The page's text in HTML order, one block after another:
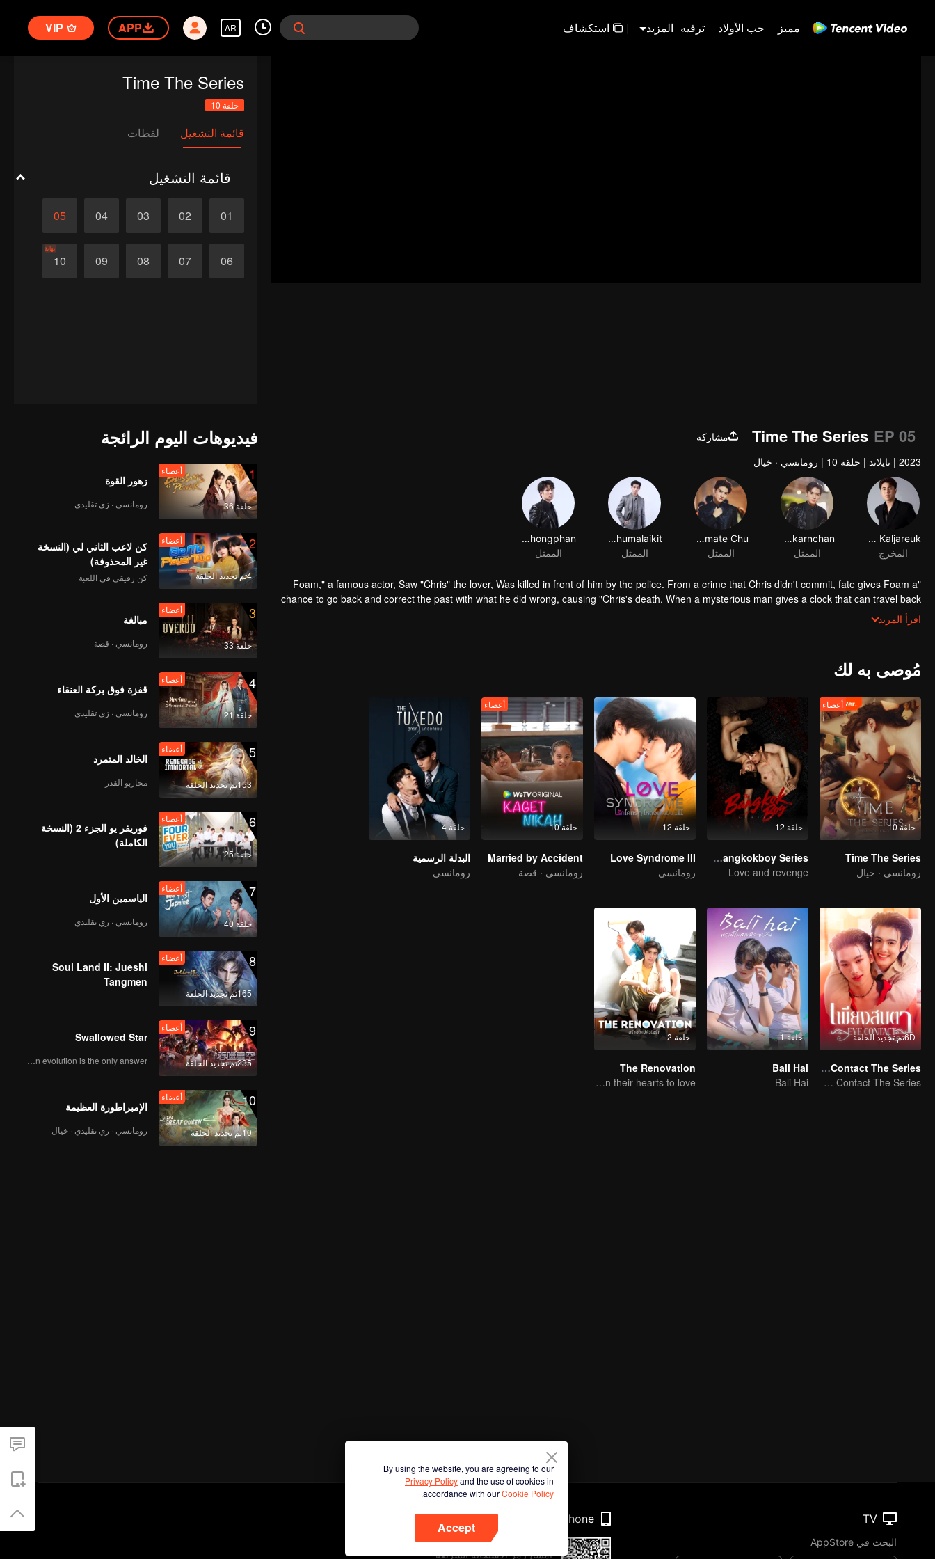
مميز حب الأولاد ترفيه المزيد | استكشاف AR
APP
VIP
Time The Series
حلقة 10
قائمة التشغيل لقطات
قائمة التشغيل
01
02
03
04
05
06
07
08
09
10
نهاية
Time The Series EP 05
مشاركة
2023
| تايلاند | حلقة 10 | رومانسي · خيال
Kahabodee Kaljareuk
المخرج
Kunatip Trakarnchan
الممثل
Jiramate Chu
الممثل
Tutton Cherdchumalaikit
الممثل
Karan Thongphan
الممثل
"Foam," a famous actor, Saw "Chris" the lover, Was killed in front of him by the police. From a crime that Chris didn't commit, fate gives Foam a
chance to go back and correct the past with what he did wrong, causing "Chris's death. When a mysterious man gives a clock that can travel back
in time to "Foam," will Foam be able to fix the past and save a lover's life? Only time will prove it!
اقرأ المزيد
مُوصى به لك
حلقة 10
أعضاء
Time The Series
رومانسي · خيال
حلقة 12
The Bangkokboy Series
Love and revenge
حلقة 12
Love Syndrome III
رومانسي
حلقة 10
أعضاء
Married by Accident
رومانسي · قصة
حلقة 4
البدلة الرسمية
رومانسي
6Dتم تجديد الحلقة
Eye Contact The Series
Eye Contact The Series
حلقة 1
Bali Hai
Bali Hai
حلقة 2
The Renovation
From clashes to healing, they open their hearts to love.
فيديوهات اليوم الرائجة
1
حلقة 36
أعضاء
زهور القوة
رومانسي · زي تقليدي
2
4تم تجديد الحلقة
أعضاء
كن لاعب الثاني لي (النسخة
غير المحذوفة)
كن رفيقي في اللعبة
3
حلقة 33
أعضاء
مبالغة
رومانسي · قصة
4
حلقة 21
أعضاء
قفزة فوق بركة العنقاء
رومانسي · زي تقليدي
5
153تم تجديد الحلقة
أعضاء
الخالد المتمرد
محاربو القدر
6
حلقة 25
أعضاء
فوريفر يو الجزء 2 (النسخة
الكاملة)
7
حلقة 40
أعضاء
الياسمين الأول
رومانسي · زي تقليدي
8
165تم تجديد الحلقة
أعضاء
Soul Land II: Jueshi
Tangmen
9
235تم تجديد الحلقة
أعضاء
Swallowed Star
Human evolution is the only answer.
10
10تم تجديد الحلقة
أعضاء
الإمبراطورة العظيمة
رومانسي · زي تقليدي · خيال
By using the website, you are agreeing to our
Privacy Policyand the use of cookies in
accordance with ourCookie Policy.
Accept
TV
البحث في AppStore
Phone
امسح رمز الاستجابة السريعة